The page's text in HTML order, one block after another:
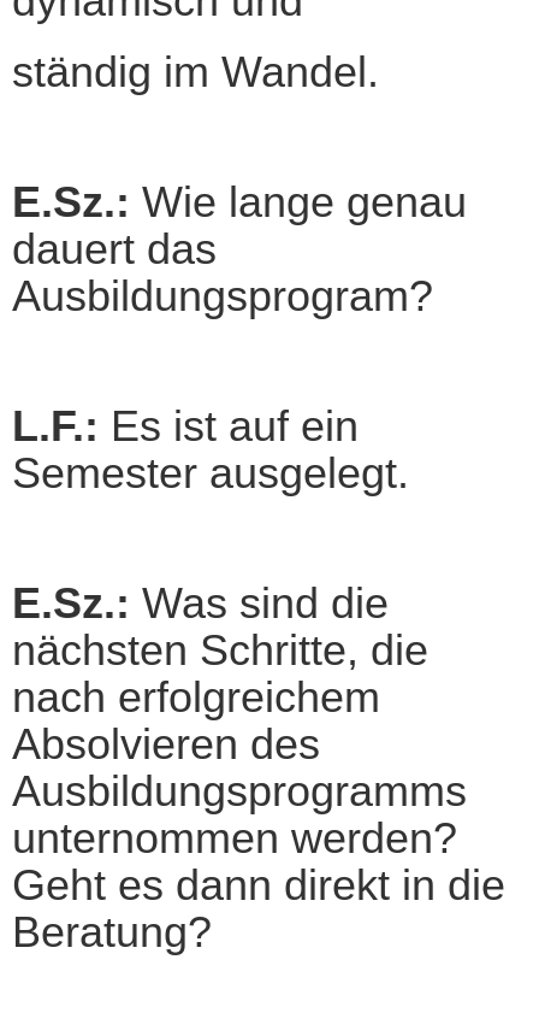
ständig im Wandel.
E.Sz.: Wie lange genau
dauert das
Ausbildungsprogram?
L.F.: Es ist auf ein
Semester ausgelegt.
E.Sz.: Was sind die
nächsten Schritte, die
nach erfolgreichem
Absolvieren des
Ausbildungsprogramms
unternommen werden?
Geht es dann direkt in die
Beratung?